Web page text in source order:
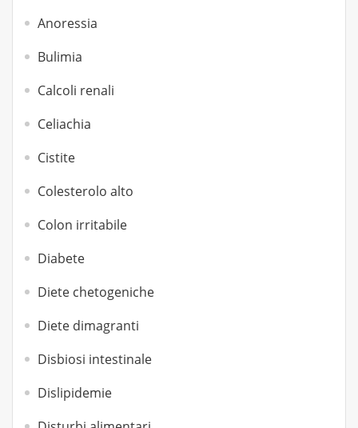
Anoressia
Bulimia
Calcoli renali
Celiachia
Cistite
Colesterolo alto
Colon irritabile
Diabete
Diete chetogeniche
Diete dimagranti
Disbiosi intestinale
Dislipidemie